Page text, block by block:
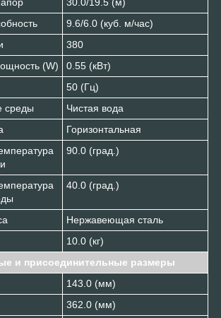
9.6/6.0 (куб. м/час)
380
(W)
0.55 (кВт)
50 (Гц)
среды
Чистая вода
Горизонтальная
90.0 (град.)
40.0 (град.)
Нержавеющая сталь
10.0 (кг)
и присоединительные размеры
143.0 (мм)
362.0 (мм)